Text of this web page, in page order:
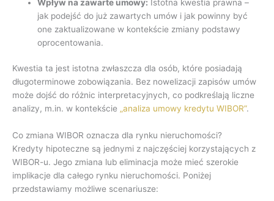
Wpływ na zawarte umowy: Istotna kwestia prawna –
jak podejść do już zawartych umów i jak powinny być
one zaktualizowane w kontekście zmiany podstawy
oprocentowania.
Kwestia ta jest istotna zwłaszcza dla osób, które posiadają
długoterminowe zobowiązania. Bez nowelizacji zapisów umów
może dojść do różnic interpretacyjnych, co podkreślają liczne
analizy, m.in. w kontekście „analiza umowy kredytu WIBOR”.
Co zmiana WIBOR oznacza dla rynku nieruchomości?
Kredyty hipoteczne są jednymi z najczęściej korzystających z
WIBOR-u. Jego zmiana lub eliminacja może mieć szerokie
implikacje dla całego rynku nieruchomości. Poniżej
przedstawiamy możliwe scenariusze: